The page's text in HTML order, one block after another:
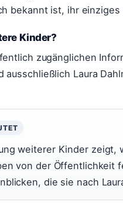
bekannt ist, ihr einziges
Kinder?
zugänglichen
ausschließlich Laura
weiterer Kinder zeigt,
von der Öffentlichkeit
die sie nach